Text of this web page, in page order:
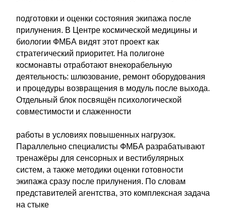
подготовки и оценки состояния экипажа после
прилунения. В Центре космической медицины и
биологии ФМБА видят этот проект как
стратегический приоритет. На полигоне
космонавты отработают внекорабельную
деятельность: шлюзование, ремонт оборудования
и процедуры возвращения в модуль после выхода.
Отдельный блок посвящён психологической
совместимости и слаженности
работы в условиях повышенных нагрузок.
Параллельно специалисты ФМБА разрабатывают
тренажёры для сенсорных и вестибулярных
систем, а также методики оценки готовности
экипажа сразу после прилунения. По словам
представителей агентства, это комплексная задача
на стыке